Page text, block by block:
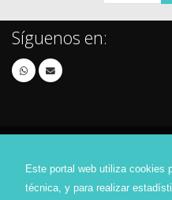
Este portal web utiliza cookies
técnica, y para realizar
Síguenos en: